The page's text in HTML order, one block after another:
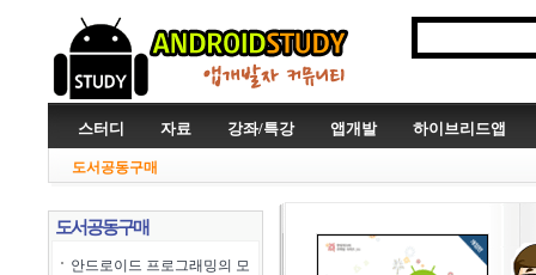
스터디 자료 강좌/특강 앱개발 하이브리드앱
도서공동구매
도서공동구매
안드로이드 프로그래밍의 모